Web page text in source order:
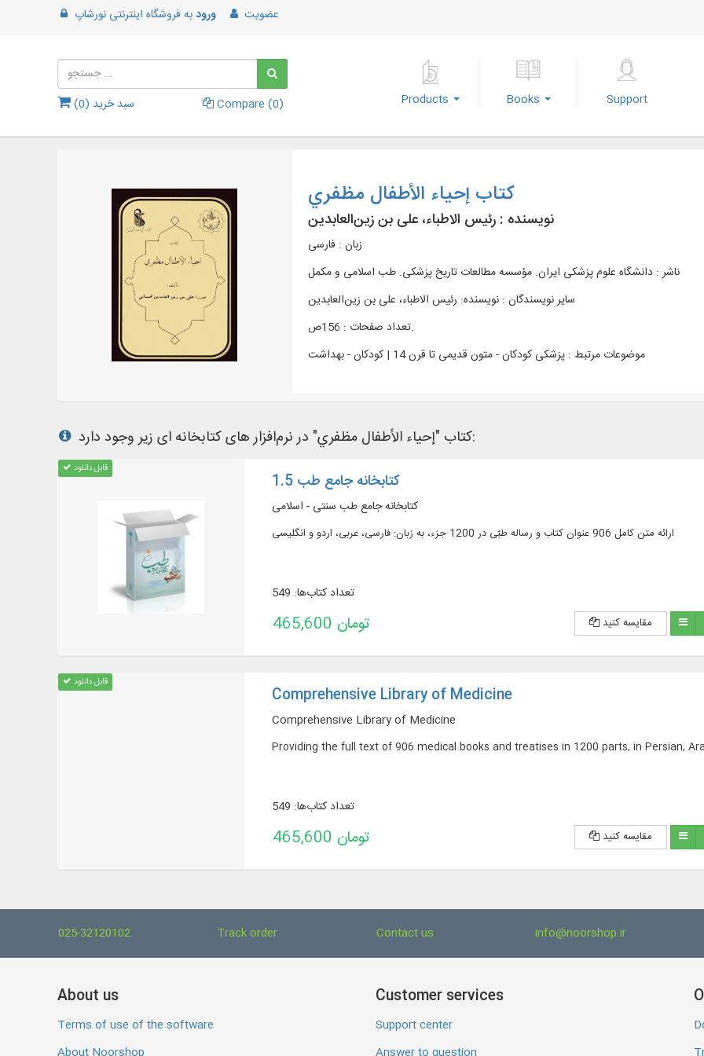
ورودبه فروشگاه اینترنتی نورشاپ عضویت
سبد خرید (0
) Compare (0) Products Books Support
کتاب إحیاء الأطفال مظفري
نویسنده : رئیس الاطباء، علی بن زین‌العابدین
زبان : فارسی
ناشر : دانشگاه علوم پزشكی ايران. مؤسسه مطالعات تاريخ پزشکی. طب اسلامی و مکمل
سایر نویسندگان : نویسنده: رئیس الاطباء، علی بن زین‌العابدین
تعداد صفحات : 156ص.
موضوعات مرتبط : پزشکی کودکان - متون قدیمی تا قرن 14 | کودکان - بهداشت
کتاب "إحیاء الأطفال مظفري" در نرم‌افزار های کتابخانه ای زیر وجود دارد:
قابل دانلود
کتابخانه جامع طب 1.5
کتابخانه جامع طب سنتی - اسلامی
ارائه متن کامل 906 عنوان کتاب و رساله طبّی در 1200 جزء، به زبان: فارسی، عربی، اردو و انگلیسی
تعداد کتاب‌ها: 549
465,600 تومان مقایسه کنید
قابل دانلود
Comprehensive Library of Medicine
Comprehensive Library of Medicine
Providing the full text of 906 medical books and treatises in 1200 parts, in Persian,
تعداد کتاب‌ها: 549
465,600 تومان مقایسه کنید
025-32120102 Track order Contact us info@noorshop.ir
About us
Terms of use of the software
Customer services
Support center